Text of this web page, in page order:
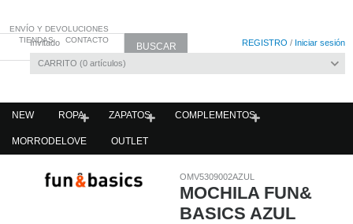
Invitado REGISTRO / Iniciar sesión
CARRITO 0 artículos
ENVÍO Y DEVOLUCIONES
TIENDAS
CONTACTO
NEW ROPA ZAPATOS COMPLEMENTOS
MORRODELOVE OUTLET
OMV5309002AZUL
MOCHILA FUN&
BASICS AZUL